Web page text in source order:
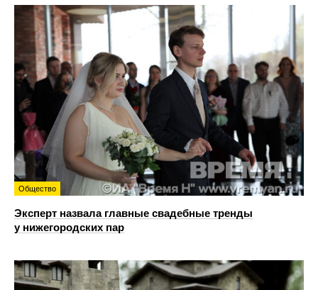
Общество
Эксперт назвала главные свадебные тренды
у нижегородских пар